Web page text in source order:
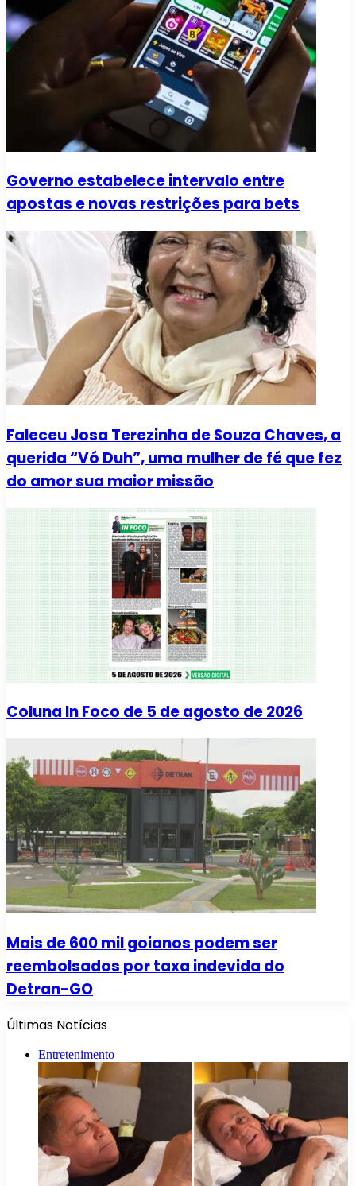
Governo estabelece intervalo entre
apostas e novas restrições para bets
Faleceu Josa Terezinha de Souza Chaves, a
querida “Vó Duh”, uma mulher de fé que fez
do amor sua maior missão
Coluna In Foco de 5 de agosto de 2026
Mais de 600 mil goianos podem ser
reembolsados por taxa indevida do
Detran-GO
Últimas Notícias
Entretenimento